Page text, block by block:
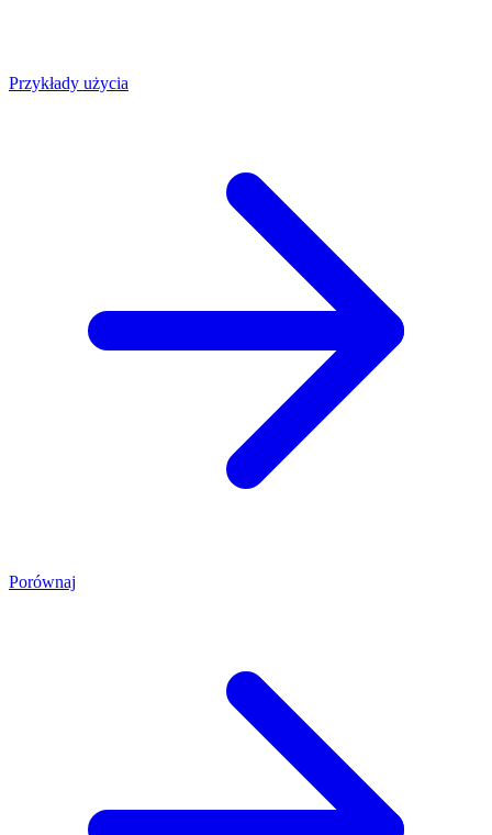
Przykłady użycia
Porównaj